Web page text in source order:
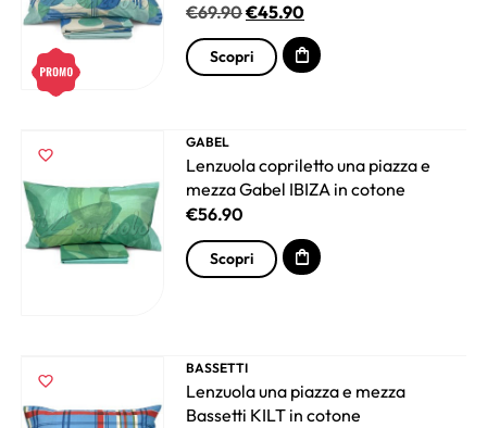
€69.90€45.90
Scopri
GABEL
Lenzuola copriletto una piazza e
mezza Gabel IBIZA in cotone
€56.90
Scopri
BASSETTI
Lenzuola una piazza e mezza
Bassetti KILT in cotone